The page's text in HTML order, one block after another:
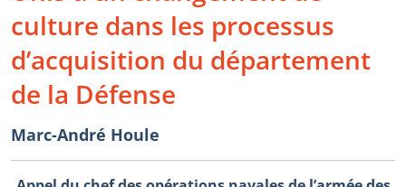
culture dans les processus
d’acquisition du département
de la Défense
Marc-André Houle